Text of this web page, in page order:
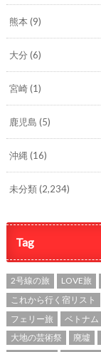
熊本 (9)
大分 (6)
宮崎(1)
鹿児島 (5)
沖縄(16)
未分類(2,234)
Tag
2号線の旅 LOVE旅
これから行く宿リスト
フェリー旅
ベトナム
大地の芸術祭
廃墟